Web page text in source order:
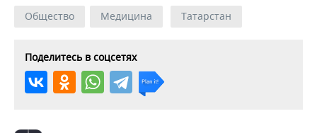
Общество Медицина Татарстан
Поделитесь в соцсетях